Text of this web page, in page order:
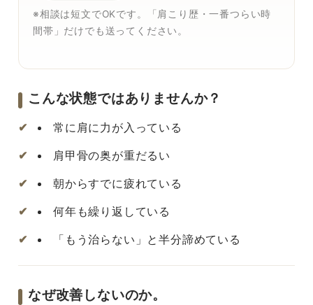
※相談は短文でOKです。「肩こり歴・一番つらい時
間帯」だけでも送ってください。
こんな状態ではありませんか？
常に肩に力が入っている
肩甲骨の奥が重だるい
朝からすでに疲れている
何年も繰り返している
「もう治らない」と半分諦めている
なぜ改善しないのか。